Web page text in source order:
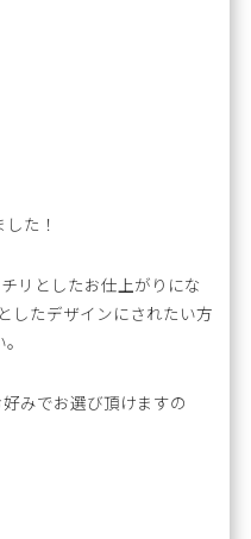
た！
リとしたお仕上がりにな
したデザインにされたい方
みでお選び頂けますの